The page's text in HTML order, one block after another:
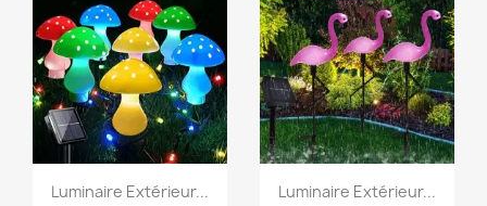
Aperçu rapide
Luminaire Extérieur... Aperçu rapide
Luminaire Extérieur...